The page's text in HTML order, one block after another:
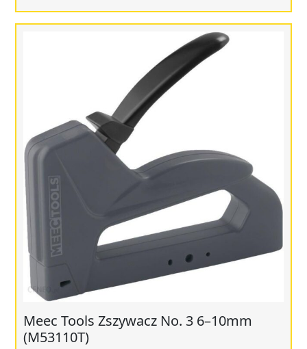
Meec Tools Zszywacz No. 3 6–10mm
(M53110T)